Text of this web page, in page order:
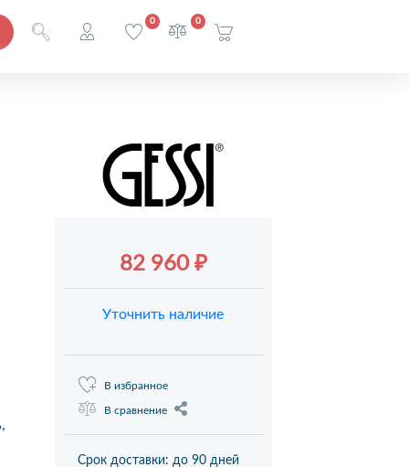
0 0
82 960 ₽
Уточнить наличие
В избранное
В сравнение
Срок доставки: до 90 дней